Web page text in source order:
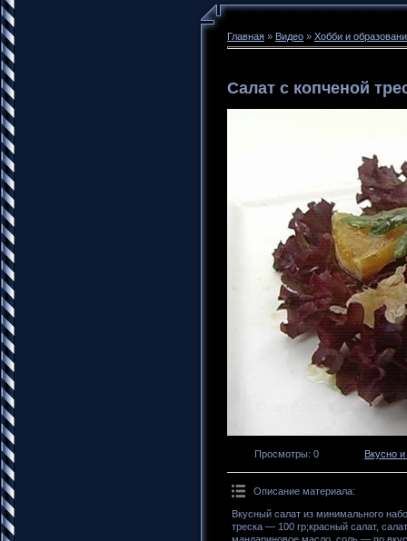
Главная » Видео » Хобби и
Салат с копченой
Просмотры: 0 Вкусно
Описание материала:
Вкусный салат из минимального
треска — 100 гр;красный салат,